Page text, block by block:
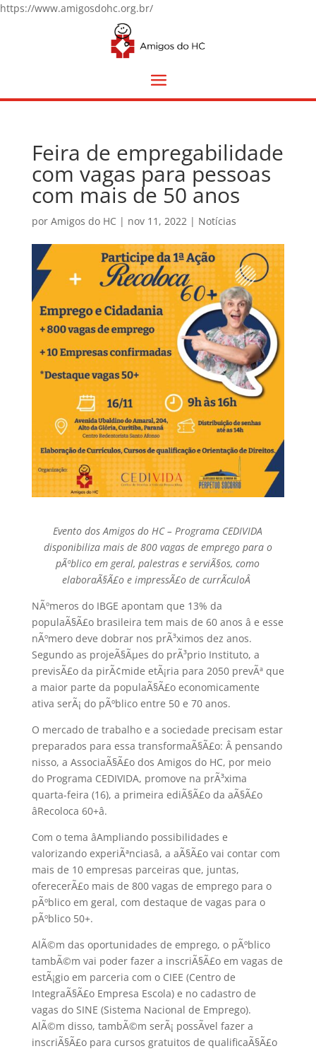
https://www.amigosdohc.org.br/
Feira de empregabilidade
com vagas para pessoas
com mais de 50 anos
por Amigos do HC | nov 11, 2022| Notícias
Evento dos Amigos do HC – Programa CEDIVIDA
disponibiliza mais de 800 vagas de emprego para o
pÃºblico em geral,palestras e serviÃ§os, como
elaboraÃ§Ã£o e impressÃ£o de currÃ­culoÂ
NÃºmeros do IBGE apontam que 13% da
populaÃ§Ã£o brasileira tem mais de 60 anos â e esse
nÃºmero deve dobrar nos prÃ³ximos dez anos.
Segundo as projeÃ§Ãµes do prÃ³prio Instituto, a
previsÃ£o da pirÃ¢mide etÃ¡ria para 2050 prevÃª que
a maior parte da populaÃ§Ã£o economicamente
ativa serÃ¡ do pÃºblico entre 50 e 70 anos.
O mercado de trabalho e a sociedade precisam estar
preparados para essa transformaÃ§Ã£o: Â pensando
nisso, a AssociaÃ§Ã£o dos Amigos do HC, por meio
do Programa CEDIVIDA, promove na prÃ³xima
quarta-feira (16), a primeira ediÃ§Ã£o da aÃ§Ã£o
âRecoloca 60+â.
Com o tema âAmpliando possibilidades e
valorizando experiÃªnciasâ, a aÃ§Ã£o vai contar com
mais de 10 empresas parceiras que, juntas,
oferecerÃ£o mais de 800 vagas de emprego para o
pÃºblico em geral, com destaque de vagas para o
pÃºblico 50+.
AlÃ©m das oportunidades de emprego, o pÃºblico
tambÃ©m vai poder fazer a inscriÃ§Ã£o em vagas de
estÃ¡gio em parceria com o CIEE (Centro de
IntegraÃ§Ã£o Empresa Escola) e no cadastro de
vagas do SINE (Sistema Nacional de Emprego).
AlÃ©m disso, tambÃ©m serÃ¡ possÃ­vel fazer a
inscriÃ§Ã£o para cursos gratuitos de qualificaÃ§Ã£o